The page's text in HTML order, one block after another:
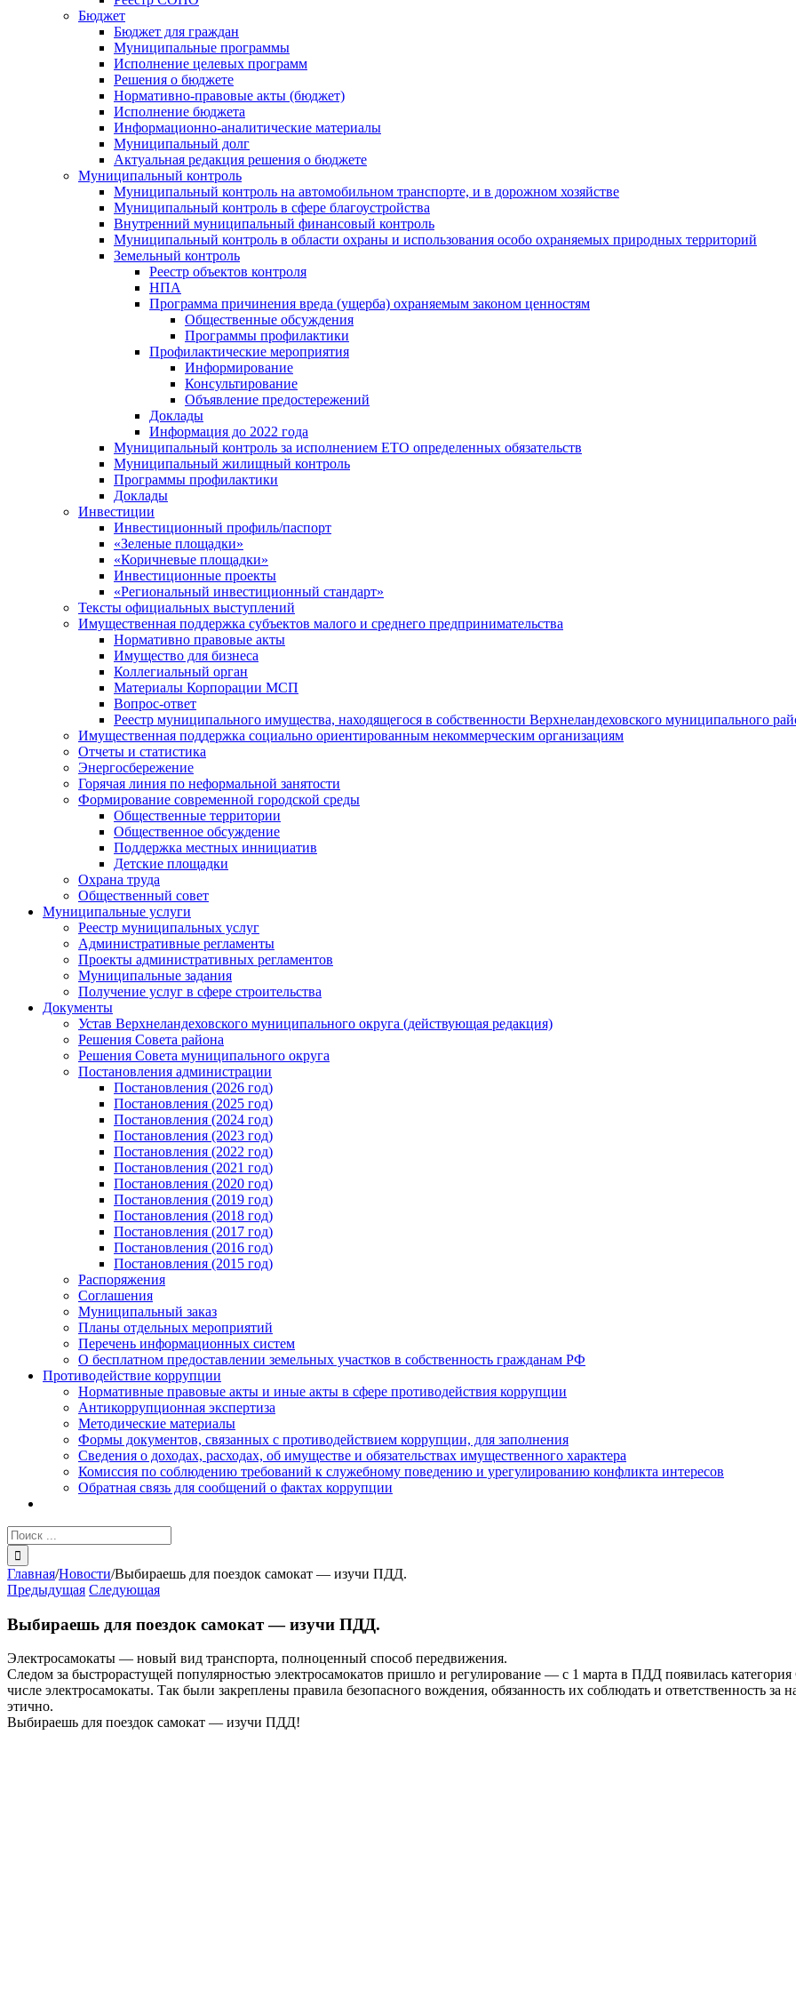
Бюджет
Бюджет для граждан
Муниципальные программы
Исполнение целевых программ
Решения о бюджете
Нормативно-правовые акты (бюджет)
Исполнение бюджета
Информационно-аналитические материалы
Муниципальный долг
Актуальная редакция решения о бюджете
Муниципальный контроль
Муниципальный контроль на автомобильном транспорте, и в дорожном хозяйстве
Муниципальный контроль в сфере благоустройства
Внутренний муниципальный финансовый контроль
Муниципальный контроль в области охраны и использования особо охраняемых природных территорий
Земельный контроль
Реестр объектов контроля
НПА
Программа причинения вреда (ущерба) охраняемым законом ценностям
Общественные обсуждения
Программы профилактики
Профилактические мероприятия
Информирование
Консультирование
Объявление предостережений
Доклады
Информация до 2022 года
Муниципальный контроль за исполнением ЕТО определенных обязательств
Муниципальный жилищный контроль
Программы профилактики
Доклады
Инвестиции
Инвестиционный профиль/паспорт
«Зеленые площадки»
«Коричневые площадки»
Инвестиционные проекты
«Региональный инвестиционный стандарт»
Тексты официальных выступлений
Имущественная поддержка субъектов малого и среднего предпринимательства
Нормативно правовые акты
Имущество для бизнеса
Коллегиальный орган
Материалы Корпорации МСП
Вопрос-ответ
Реестр муниципального имущества, находящегося в собственности Верхнеландеховского муниципального
Имущественная поддержка социально ориентированным некоммерческим организациям
Отчеты и статистика
Энергосбережение
Горячая линия по неформальной занятости
Формирование современной городской среды
Общественные территории
Общественное обсуждение
Поддержка местных иннициатив
Детские площадки
Охрана труда
Общественный совет
Муниципальные услуги
Реестр муниципальных услуг
Административные регламенты
Проекты административных регламентов
Муниципальные задания
Получение услуг в сфере строительства
Документы
Устав Верхнеландеховского муниципального округа (действующая редакция)
Решения Совета района
Решения Совета муниципального округа
Постановления администрации
Постановления (2026 год)
Постановления (2025 год)
Постановления (2024 год)
Постановления (2023 год)
Постановления (2022 год)
Постановления (2021 год)
Постановления (2020 год)
Постановления (2019 год)
Постановления (2018 год)
Постановления (2017 год)
Постановления (2016 год)
Постановления (2015 год)
Распоряжения
Соглашения
Муниципальный заказ
Планы отдельных мероприятий
Перечень информационных систем
О бесплатном предоставлении земельных участков в собственность гражданам РФ
Противодействие коррупции
Нормативные правовые акты и иные акты в сфере противодействия коррупции
Антикоррупционная экспертиза
Методические материалы
Формы документов, связанных с противодействием коррупции, для заполнения
Сведения о доходах, расходах, об имуществе и обязательствах имущественного характера
Комиссия по соблюдению требований к служебному поведению и урегулированию конфликта интересов
Обратная связь для сообщений о фактах коррупции
Результат
поиска:
Главная/Новости/Выбираешь для поездок самокат — изучи ПДД.
Предыдущая Следующая
Выбираешь для поездок самокат — изучи ПДД.
Электросамокаты — новый вид транспорта, полноценный способ передвижения.
Следом за быстрорастущей популярностью электросамокатов пришло и регулирование — с 1 марта в ПДД появилась
числе электросамокаты. Так были закреплены правила безопасного вождения, обязанность их соблюдать и ответственность
этично.
Выбираешь для поездок самокат — изучи ПДД!